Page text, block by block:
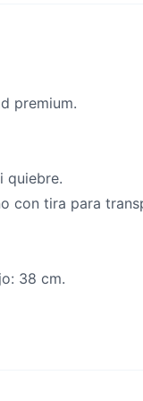
premium.
quiebre.
con tira para
38 cm.